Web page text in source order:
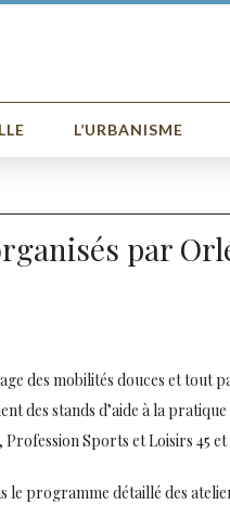
L’URBANISME
par
des mobilités douces et
des stands d’aide à la
Sports et Loisirs 45
le programme détaillé des